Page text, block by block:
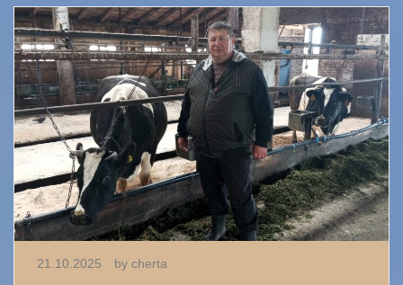
21.10.2025 by cherta